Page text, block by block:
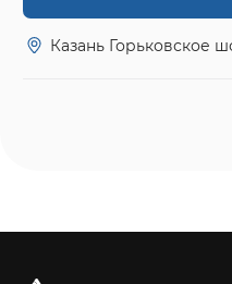
Казань Горьковское